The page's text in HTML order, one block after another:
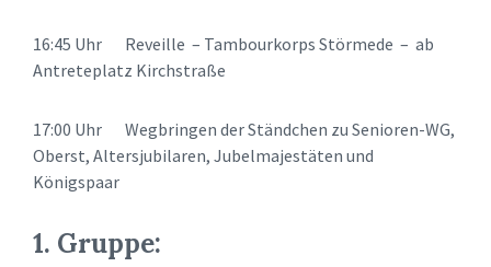
16:45 Uhr Reveille – Tambourkorps Störmede – ab
Antreteplatz Kirchstraße
17:00 Uhr Wegbringen der Ständchen zu Senioren-WG,
Oberst, Altersjubilaren, Jubelmajestäten und
Königspaar
1. Gruppe: